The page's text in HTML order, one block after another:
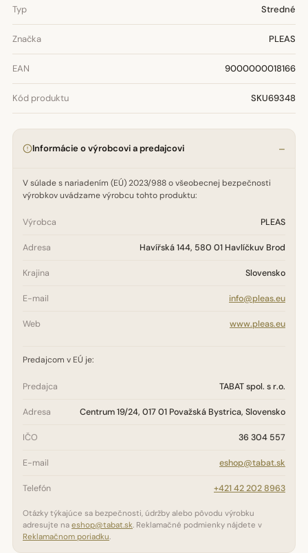
Typ Stredné
Značka PLEAS
EAN 9000000018166
Kód produktu SKU69348
Informácie o výrobcovi a predajcovi
V súlade s nariadením (EÚ) 2023/988 o všeobecnej bezpečnosti
výrobkov uvádzame výrobcu tohto produktu:
Výrobca PLEAS
Adresa Havířská 144, 580 01 Havlíčkuv Brod
Krajina Slovensko
E-mail info@pleas.eu
Web www.pleas.eu
Predajcom v EÚ je:
Predajca TABAT spol. s r.o.
Adresa Centrum 19/24, 017 01 Považská Bystrica, Slovensko
IČO 36 304 557
E-mail eshop@tabat.sk
Telefón +421 42 202 8963
Otázky týkajúce sa bezpečnosti, údržby alebo pôvodu výrobku
adresujte na eshop@tabat.sk. Reklamačné podmienky nájdete v
Reklamačnom poriadku.